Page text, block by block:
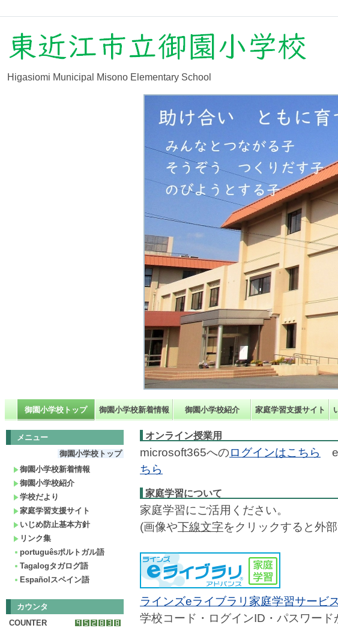
Higasiomi Municipal Misono Elementary School
御園小学校トップ 御園小学校新着情報 御園小学校紹介 家庭学習支援サイト
メニュー
御園小学校トップ
御園小学校新着情報
御園小学校紹介
学校だより
家庭学習支援サイト
いじめ防止基本方針
リンク集
portuguêsポルトガル語
Tagalogタガログ語
Españolスペイン語
カウンタ
COUNTER
オンライン授業用
microsoft365へのログインはこちら e
ちら
家庭学習について
家庭学習にご活用ください。
(画像や下線文字をクリックすると外
ラインズeライブラリ家庭学習サービス
学校コード・ログインID・パスワード